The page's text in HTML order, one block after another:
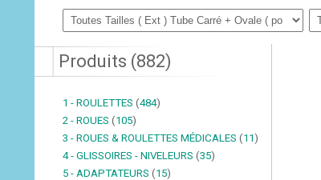
Produits (882)
1 - ROULETTES (484)
2 - ROUES (105)
3 - ROUES & ROULETTES MÉDICALES (11)
4 - GLISSOIRES - NIVELEURS (35)
5 - ADAPTATEURS (15)